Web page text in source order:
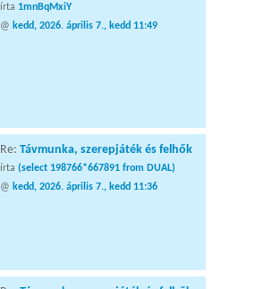
írta 1mnBqMxiY
@ kedd, 2026. április 7., kedd 11:49
Re: Távmunka, szerepjáték és felhők
írta (select 198766*667891 from DUAL)
@ kedd, 2026. április 7., kedd 11:36